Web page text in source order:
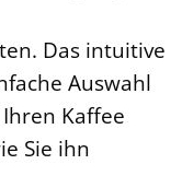
Das intuitive
Auswahl
Kaffee
Sie ihn